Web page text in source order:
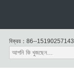
বিক্রয়： 86--15190257143